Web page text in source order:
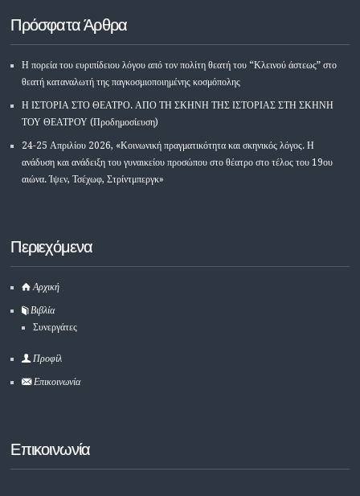
Πρόσφατα Άρθρα
Η πορεία του ευριπίδειου λόγου από τον πολίτη θεατή του “Κλεινού άστεως” στο
θεατή καταναλωτή της παγκοσμιοποιημένης κοσμόπολης
Η ΙΣΤΟΡΙΑ ΣΤΟ ΘΕΑΤΡΟ. ΑΠΟ ΤΗ ΣΚΗΝΗ ΤΗΣ ΙΣΤΟΡΙΑΣ ΣΤΗ ΣΚΗΝΗ
ΤΟΥ ΘΕΑΤΡΟΥ (Προδημοσίευση)
24-25 Απριλίου 2026, «Κοινωνική πραγματικότητα και σκηνικός λόγος. Η
ανάδυση και ανάδειξη του γυναικείου προσώπου στο θέατρο στο τέλος του 19ου
αιώνα. Ίψεν, Τσέχωφ, Στρίντμπεργκ»
Περιεχόμενα
Αρχική
Βιβλία
Συνεργάτες
Προφίλ
Επικοινωνία
Επικοινωνία